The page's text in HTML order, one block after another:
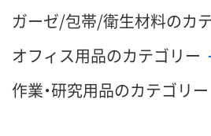
ガーゼ/包帯/衛生材料のカ
オフィス用品のカテゴリー
作業・研究用品のカテゴリー